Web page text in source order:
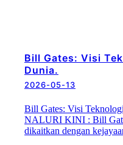
Bill Gates: Visi
Dunia.
2026-05-13
Bill Gates: Visi
NALURI KINI : Bill
dikaitkan dengan